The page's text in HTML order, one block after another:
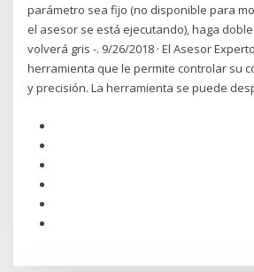
parámetro sea fijo (no disponible para
el asesor se está ejecutando), haga
volverá gris -. 9/26/2018 · El Asesor
herramienta que le permite controlar su
y precisión. La herramienta se puede